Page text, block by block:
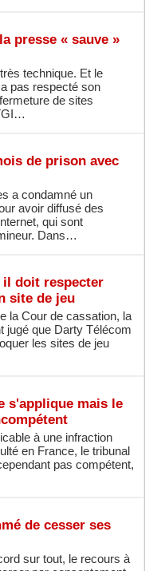
presse « sauve »
technique. Et le
pas respecté son
de sites
de prison avec
a condamné un
avoir diffusé des
qui sont
Dans…
il doit respecter
site de jeu
la Cour de cassation, la
jugé que Darty Télécom
les sites de jeu
s'applique mais le
à une infraction
en France, le tribunal
pas compétent,
de cesser ses
sur tout, le recours à